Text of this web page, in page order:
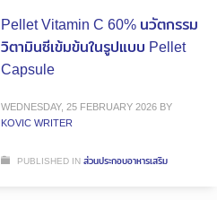
Pellet Vitamin C 60% นวัตกรรม
วิตามินซีเข้มข้นในรูปแบบ Pellet
Capsule
WEDNESDAY, 25 FEBRUARY 2026 BY
KOVIC WRITER
PUBLISHED INส่วนประกอบอาหารเสริม